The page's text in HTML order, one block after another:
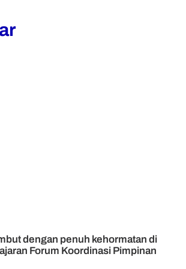
dengan penuh kehormatan di
Forum Koordinasi Pimpinan